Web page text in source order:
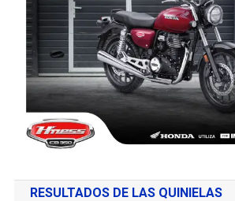
RESULTADOS DE LAS QUINIELAS